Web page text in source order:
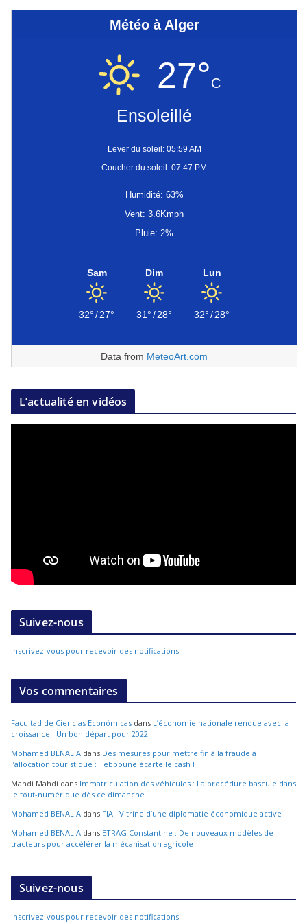
Météo à Alger
27°C
Ensoleillé
Lever du soleil: 05:59 AM
Coucher du soleil: 07:47 PM
Humidité: 63%
Vent: 3.6Kmph
Pluie: 2%
Sam
32°/27°
Dim
31°/28°
Lun
32°/28°
Data from MeteoArt.com
L’actualité en vidéos
Suivez-nous
Inscrivez-vous pour recevoir des notifications
Vos commentaires
Facultad de Ciencias Económicas dans L’économie nationale renoue avec la
croissance : Un bon départ pour 2022
Mohamed BENALIA dans Des mesures pour mettre fin à la fraude à
l’allocation touristique : Tebboune écarte le cash !
Mahdi Mahdi dans Immatriculation des véhicules : La procédure bascule dans
le tout-numérique dès ce dimanche
Mohamed BENALIA dans FIA : Vitrine d’une diplomatie économique active
Mohamed BENALIA dans ETRAG Constantine : De nouveaux modèles de
tracteurs pour accélérer la mécanisation agricole
Suivez-nous
Inscrivez-vous pour recevoir des notifications